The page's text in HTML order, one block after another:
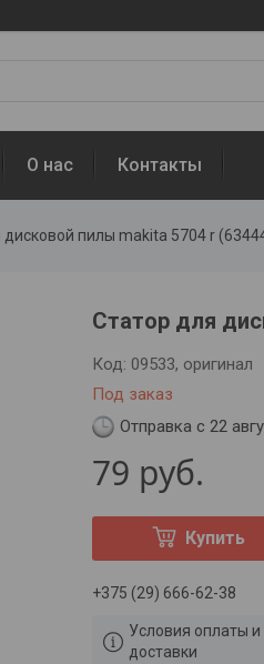
О нас Контакты
дисковой пилы makita 5704 r
Статор для
Под заказ
Код: 09533, оригинал
Отправка с 22
79 руб.
Купить
+375 (29) 666-62-38
Условия оплаты и
доставки